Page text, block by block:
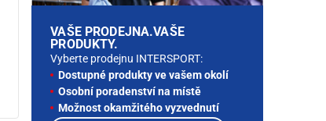
VAŠE PRODEJNA.VAŠE
PRODUKTY.
Vyberte prodejnu INTERSPORT:
Dostupné produkty ve vašem okolí
Osobní poradenství na místě
Možnost okamžitého vyzvednutí